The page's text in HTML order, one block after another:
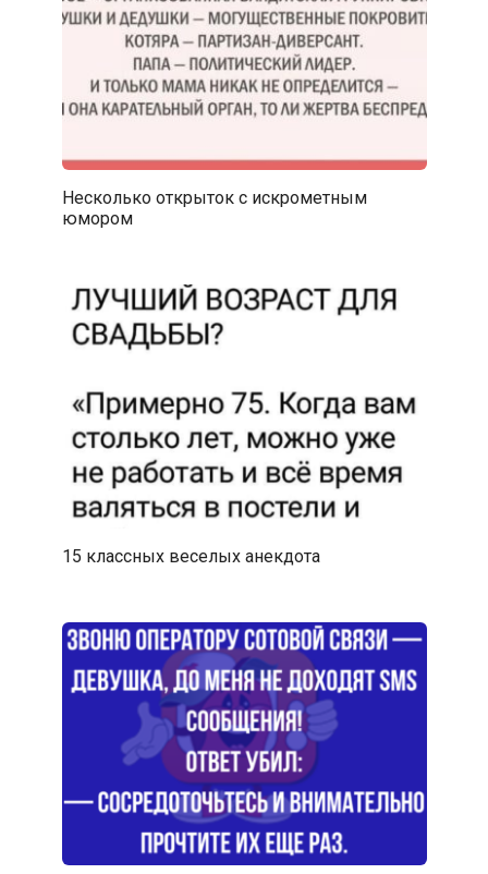
Несколько открыток с искрометным
юмором
15 классных веселых анекдота